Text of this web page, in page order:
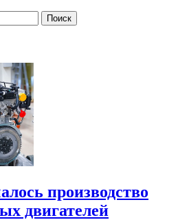
производство
двигателей